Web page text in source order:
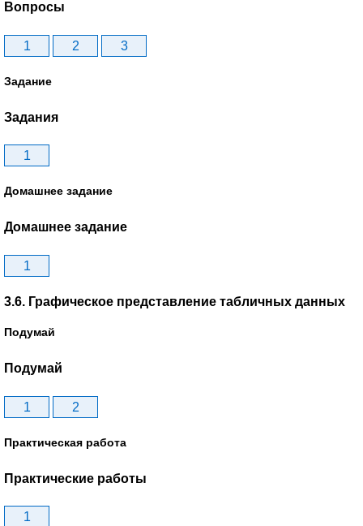
Вопросы
1 2 3
Задание
Задания
1
Домашнее задание
Домашнее задание
1
3.6. Графическое представление табличных данных
Подумай
Подумай
1 2
Практическая работа
Практические работы
1